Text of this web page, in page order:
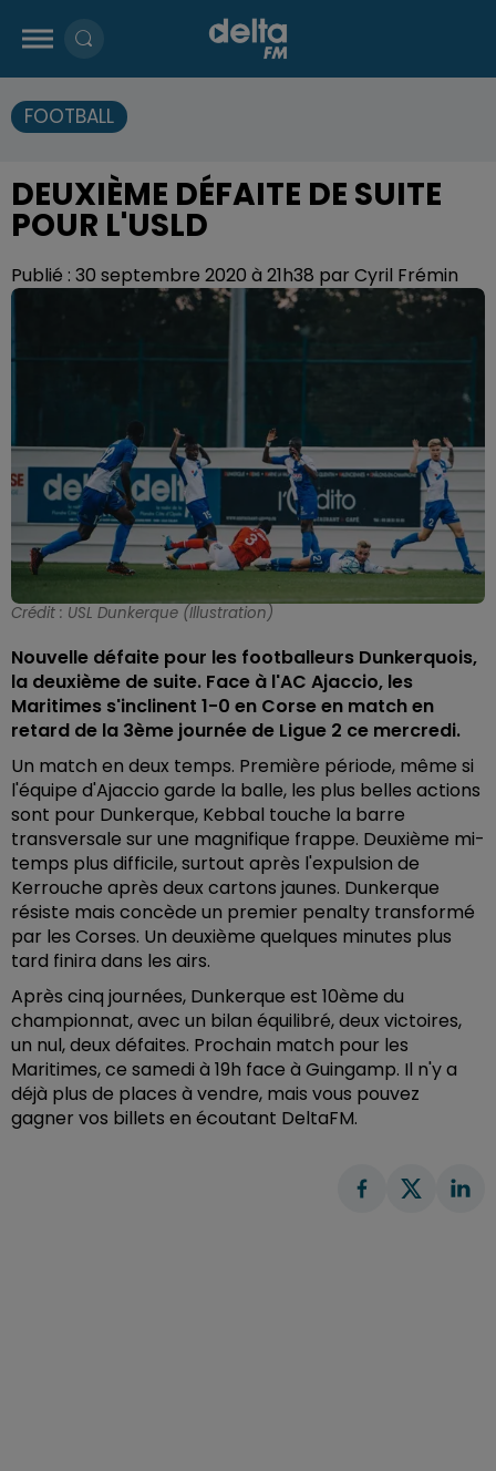
FOOTBALL
DEUXIÈME DÉFAITE DE SUITE
POUR L'USLD
Publié : 30 septembre 2020 à 21h38 par Cyril Frémin
Crédit : USL Dunkerque (Illustration)
Nouvelle défaite pour les footballeurs Dunkerquois,
la deuxième de suite. Face à l'AC Ajaccio, les
Maritimes s'inclinent 1-0 en Corse en match en
retard de la 3ème journée de Ligue 2 ce mercredi.
Un match en deux temps. Première période, même si
l'équipe d'Ajaccio garde la balle, les plus belles actions
sont pour Dunkerque, Kebbal touche la barre
transversale sur une magnifique frappe. Deuxième mi-
temps plus difficile, surtout après l'expulsion de
Kerrouche après deux cartons jaunes. Dunkerque
résiste mais concède un premier penalty transformé
par les Corses. Un deuxième quelques minutes plus
tard finira dans les airs.
Après cinq journées, Dunkerque est 10ème du
championnat, avec un bilan équilibré, deux victoires,
un nul, deux défaites. Prochain match pour les
Maritimes, ce samedi à 19h face à Guingamp. Il n'y a
déjà plus de places à vendre, mais vous pouvez
gagner vos billets en écoutant DeltaFM.